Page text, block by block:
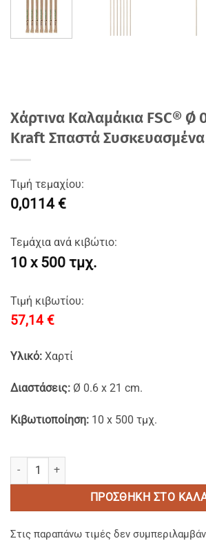
Χάρτινα Καλαμάκια FSC® Ø
Kraft Σπαστά
Τιμή τεμαχίου:
0,0114 €
Τεμάχια ανά κιβώτιο:
10 x 500 τμχ.
Τιμή κιβωτίου:
57,14 €
Υλικό: Χαρτί
Διαστάσεις: Ø 0.6 x 21 cm.
Κιβωτιοποίηση: 10 x 500 τμχ.
Χάρτινα Καλαμάκια FSC® Ø 0.6x21cm
ΠΡΟΣΘΉΚΗ ΣΤΟ
Στις παραπάνω τιμές δεν